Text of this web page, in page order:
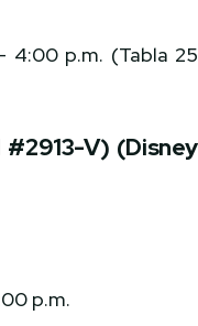
4:00 p.m. (Tabla 25
V) (Disney
p.m.